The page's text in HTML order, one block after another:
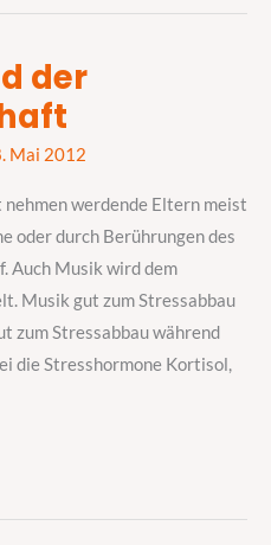
der
Mai 2012
werdende Eltern meist
oder durch Berührungen des
Auch Musik wird dem
Musik gut zum Stressabbau
zum Stressabbau während
die Stresshormone Kortisol,